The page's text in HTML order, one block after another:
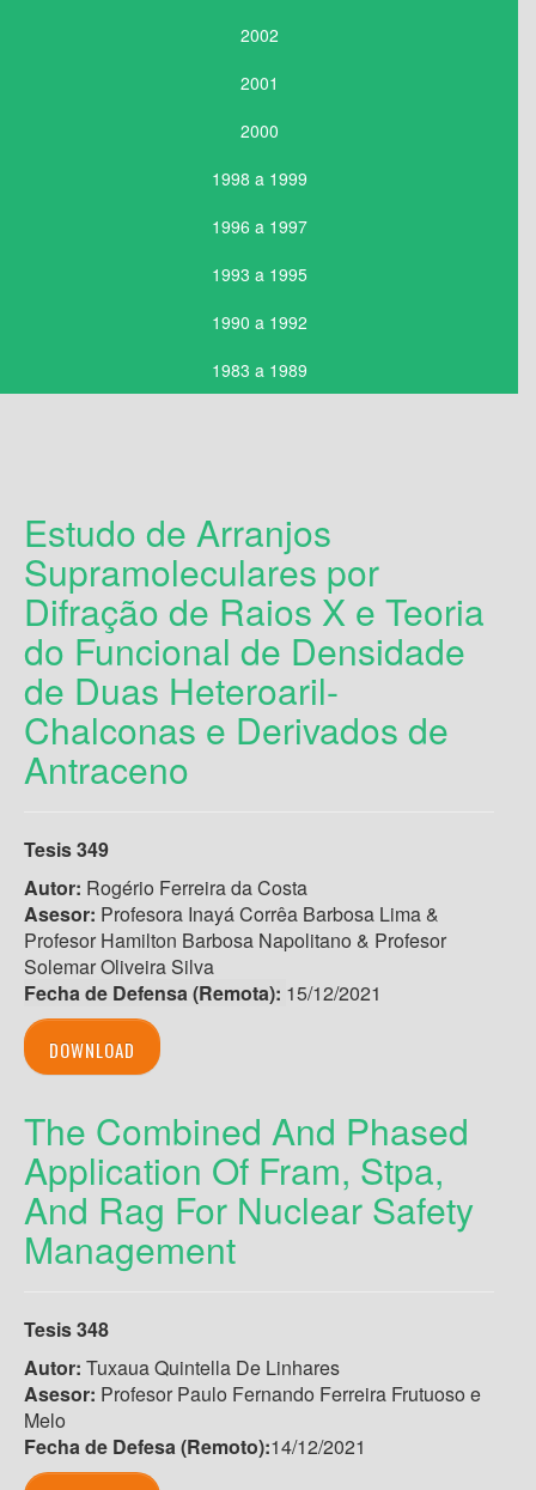
2002
2001
2000
1998 a 1999
1996 a 1997
1993 a 1995
1990 a 1992
1983 a 1989
Estudo de Arranjos
Supramoleculares por
Difração de Raios X e Teoria
do Funcional de Densidade
de Duas Heteroaril-
Chalconas e Derivados de
Antraceno
Tesis 349
Autor: Rogério Ferreira da Costa
Asesor: Profesora Inayá Corrêa Barbosa Lima &
Profesor Hamilton Barbosa Napolitano & Profesor
Solemar Oliveira Silva
Fecha de Defensa (Remota): 15/12/2021
DOWNLOAD
The Combined And Phased
Application Of Fram, Stpa,
And Rag For Nuclear Safety
Management
Tesis 348
Autor: Tuxaua Quintella De Linhares
Asesor: Profesor Paulo Fernando Ferreira Frutuoso e
Melo
Fecha de Defesa (Remoto):14/12/2021